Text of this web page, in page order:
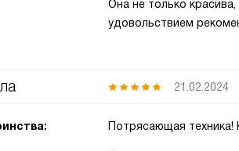
Она не только
удовольствием
21.02.2024
Потрясающая техника!